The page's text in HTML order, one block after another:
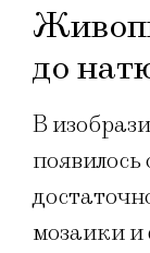
до
В
мозаики и